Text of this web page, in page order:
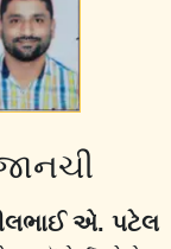
એ. પટેલ